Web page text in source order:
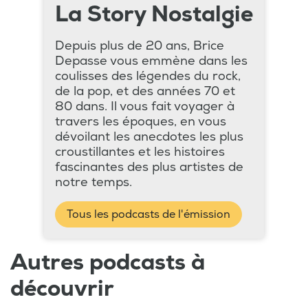
La Story Nostalgie
Depuis plus de 20 ans, Brice
Depasse vous emmène dans les
coulisses des légendes du rock,
de la pop, et des années 70 et
80 dans. Il vous fait voyager à
travers les époques, en vous
dévoilant les anecdotes les plus
croustillantes et les histoires
fascinantes des plus artistes de
notre temps.
Tous les podcasts de l'émission
Autres podcasts à
découvrir